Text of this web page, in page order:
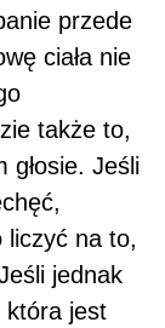
przede
ciała nie
także to,
głosie. Jeśli
liczyć na to,
jednak
która jest